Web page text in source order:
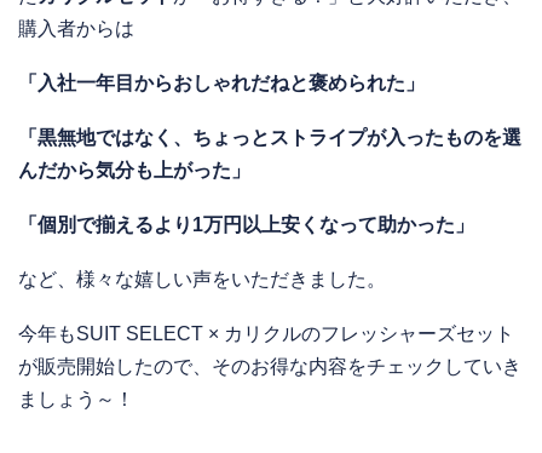
購入者からは
「入社一年目からおしゃれだねと褒められた」
「黒無地ではなく、ちょっとストライプが入ったものを選
んだから気分も上がった」
「個別で揃えるより1万円以上安くなって助かった」
など、様々な嬉しい声をいただきました。
今年もSUIT SELECT × カリクルのフレッシャーズセット
が販売開始したので、そのお得な内容をチェックしていき
ましょう～！